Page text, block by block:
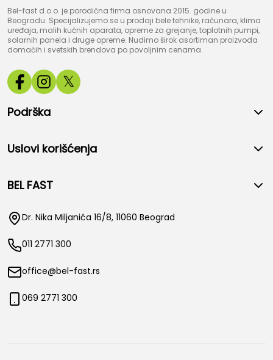
Bel-fast d.o.o. je porodična firma osnovana 2015. godine u
Beogradu. Specijalizujemo se u prodaji bele tehnike, računara, klima
uređaja, malih kućnih aparata, opreme za grejanje, toplotnih pumpi,
solarnih panela i druge opreme. Nudimo širok asortiman proizvoda
domaćih i svetskih brendova po povoljnim cenama.
𝕏
Podrška
Uslovi korišćenja
BEL FAST
Dr. Nika Miljanića 16/8, 11060 Beograd
011 2771 300
office@bel-fast.rs
069 2771 300